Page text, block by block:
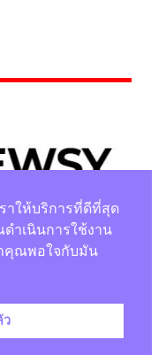
Ltd.
าให้บริการที่ดีที่สุด
ำเนินการใช้งาน
าคุณพอใจกับมัน
ว